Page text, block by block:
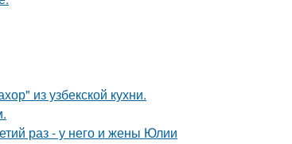
из узбекской кухни.
раз - у него и жены Юлии